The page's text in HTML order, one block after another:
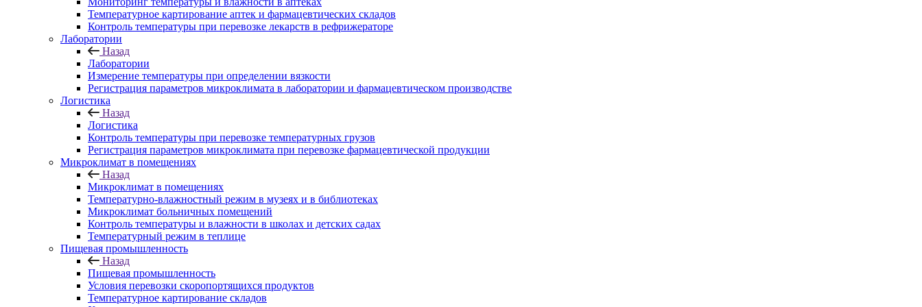
Температурное картирование аптек и фармацевтических складов
Контроль температуры при перевозке лекарств в рефрижераторе
Лаборатории
Назад
Лаборатории
Измерение температуры при определении вязкости
Регистрация параметров микроклимата в лаборатории и фармацевтическом производстве
Логистика
Назад
Логистика
Контроль температуры при перевозке температурных грузов
Регистрация параметров микроклимата при перевозке фармацевтической продукции
Микроклимат в помещениях
Назад
Микроклимат в помещениях
Температурно-влажностный режим в музеях и в библиотеках
Микроклимат больничных помещений
Контроль температуры и влажности в школах и детских садах
Температурный режим в теплице
Пищевая промышленность
Назад
Пищевая промышленность
Условия перевозки скоропортящихся продуктов
Температурное картирование складов